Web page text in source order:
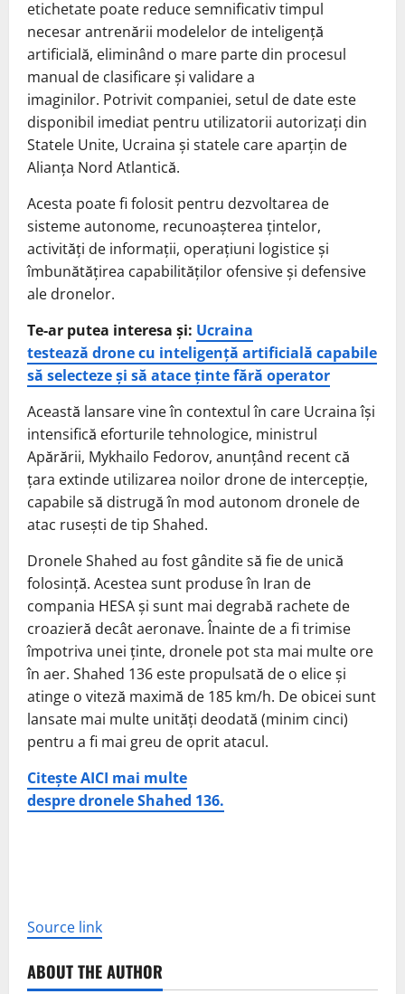
etichetate poate reduce semnificativ timpul
necesar antrenării modelelor de inteligență
artificială, eliminând o mare parte din procesul
manual de clasificare și validare a
imaginilor. Potrivit companiei, setul de date este
disponibil imediat pentru utilizatorii autorizați din
Statele Unite, Ucraina și statele care aparțin de
Alianța Nord Atlantică.
Acesta poate fi folosit pentru dezvoltarea de
sisteme autonome, recunoașterea țintelor,
activități de informații, operațiuni logistice și
îmbunătățirea capabilităților ofensive și defensive
ale dronelor.
Te-ar putea interesa și: Ucraina
testează drone cu inteligență artificială capabile
să selecteze și să atace ținte fără operator
Această lansare vine în contextul în care Ucraina își
intensifică eforturile tehnologice, ministrul
Apărării, Mykhailo Fedorov, anunțând recent că
țara extinde utilizarea noilor drone de intercepție,
capabile să distrugă în mod autonom dronele de
atac rusești de tip Shahed.
Dronele Shahed au fost gândite să fie de unică
folosință. Acestea sunt produse în Iran de
compania HESA și sunt mai degrabă rachete de
croazieră decât aeronave. Înainte de a fi trimise
împotriva unei ținte, dronele pot sta mai multe ore
în aer. Shahed 136 este propulsată de o elice și
atinge o viteză maximă de 185 km/h. De obicei sunt
lansate mai multe unități deodată (minim cinci)
pentru a fi mai greu de oprit atacul.
Citește AICI mai multe
despre dronele Shahed 136.
Source link
ABOUT THE AUTHOR